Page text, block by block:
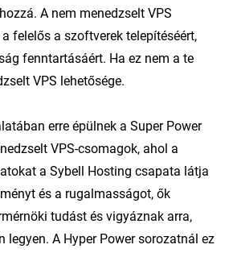
A nem menedzselt VPS
felelős a szoftverek telepítéséért,
fenntartásáért. Ha ez nem a te
VPS lehetősége.
erre épülnek a Super Power
VPS-csomagok, ahol a
a Sybell Hosting csapata látja
és a rugalmasságot, ők
tudást és vigyáznak arra,
legyen. A Hyper Power sorozatnál ez